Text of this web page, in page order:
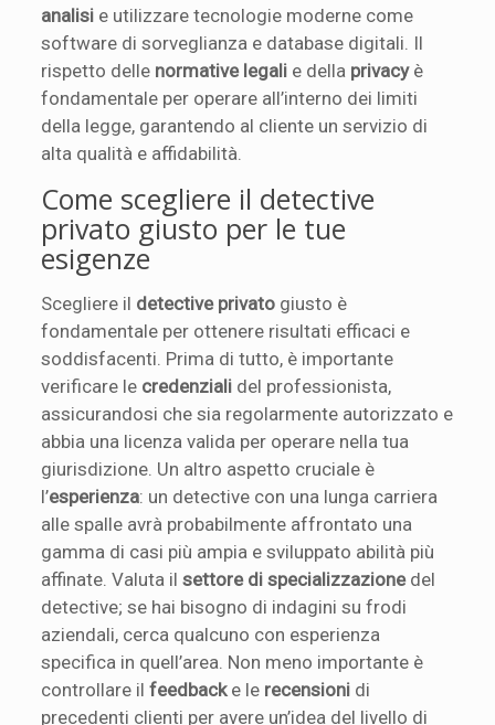
analisi e utilizzare tecnologie moderne come
software di sorveglianza e database digitali. Il
rispetto delle normative legali e della privacyè
fondamentale per operare all’interno dei limiti
della legge, garantendo al cliente un servizio di
alta qualità e affidabilità.
Come scegliere il detective
privato giusto per le tue
esigenze
Scegliere il detective privato giusto è
fondamentale per ottenere risultati efficaci e
soddisfacenti. Prima di tutto, è importante
verificare le credenziali del professionista,
assicurandosi che sia regolarmente autorizzato e
abbia una licenza valida per operare nella tua
giurisdizione. Un altro aspetto cruciale è
l’esperienza: un detective con una lunga carriera
alle spalle avrà probabilmente affrontato una
gamma di casi più ampia e sviluppato abilità più
affinate. Valuta ilsettore di specializzazionedel
detective; se hai bisogno di indagini su frodi
aziendali, cerca qualcuno con esperienza
specifica in quell’area. Non meno importante è
controllare ilfeedbacke le recensioni di
precedenti clienti per avere un’idea del livello di